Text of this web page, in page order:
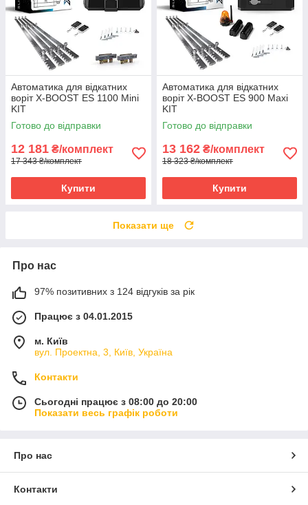
Автоматика для відкатних
воріт X-BOOST ES 1100 Mini
KIT
Готово до відправки
12 181 ₴/комплект
17 343 ₴/комплект
Купити
Автоматика для відкатних
воріт X-BOOST ES 900 Maxi
KIT
Готово до відправки
13 162 ₴/комплект
18 323 ₴/комплект
Купити
Показати ще
Про нас
97% позитивних з 124 відгуків за рік
Працює з 04.01.2015
м. Київ
вул. Проектна, 3, Київ, Україна
Контакти
Сьогодні працює з 08:00 до 20:00
Показати весь графік роботи
Про нас
Контакти